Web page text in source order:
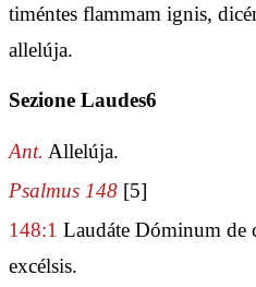
timéntes flammam ignis,
allelúja.
Sezione Laudes6
Ant. Allelúja.
Psalmus 148 [5]
148:1 Laudáte Dóminum de
excélsis.